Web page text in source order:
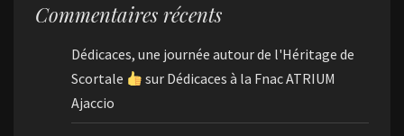
Commentaires récents
Dédicaces, une journée autour de l'Héritage de
Scortale
sur Dédicaces à la Fnac ATRIUM
Ajaccio